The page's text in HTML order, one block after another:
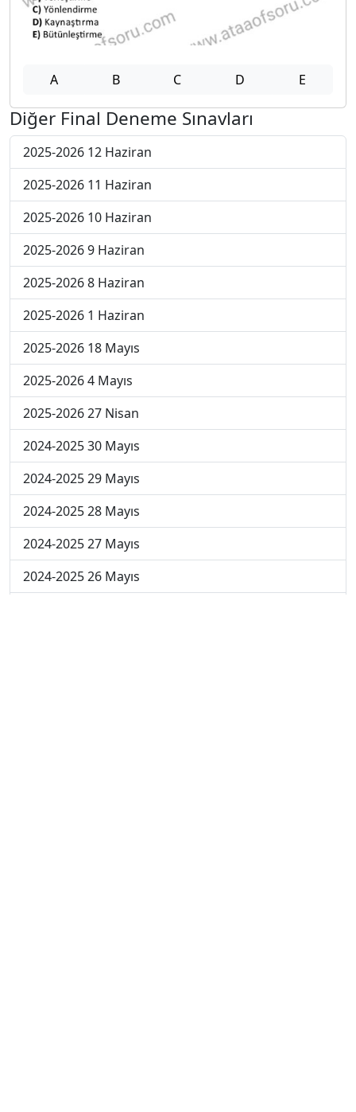
A B C D E
Diğer Final Deneme Sınavları
2025-2026 12 Haziran
2025-2026 11 Haziran
2025-2026 10 Haziran
2025-2026 9 Haziran
2025-2026 8 Haziran
2025-2026 1 Haziran
2025-2026 18 Mayıs
2025-2026 4 Mayıs
2025-2026 27 Nisan
2024-2025 30 Mayıs
2024-2025 29 Mayıs
2024-2025 28 Mayıs
2024-2025 27 Mayıs
2024-2025 26 Mayıs